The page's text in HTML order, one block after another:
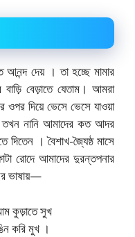
দেয় । তা হচ্ছে মামার
বাড়ি বেড়াতে যেতাম। আমরা
দিয়ে ভেসে ভেসে যাওয়া
তখন নানি আমাদের কত আদর
দিতেন । বৈশাখ-জ্যৈষ্ঠ মাসে
রােদে আমাদের দুরন্তপনার
ভাষায়—
কুড়াতে সুখ
করি মুখ ।